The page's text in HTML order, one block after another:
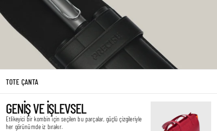
TOTE ÇANTA
GENIŞ VE IŞLEVSEL
Etlikeyici bir kombin için seçilen bu parçalar, güçlü çizgileriyle
her görünümde iz bırakır.